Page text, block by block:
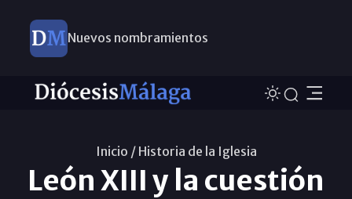
Nuevos nombramientos
Inicio / Historia de la Iglesia
León XIII y la cuestión